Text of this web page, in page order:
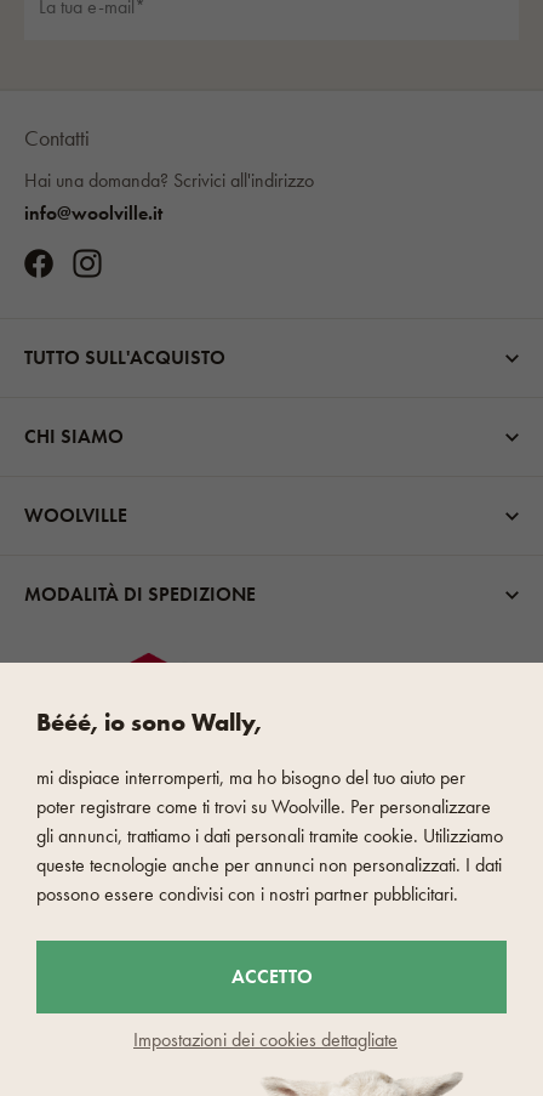
Contatti
Hai una domanda? Scrivici all'indirizzo
info@woolville.it
TUTTO SULL'ACQUISTO
CHI SIAMO
WOOLVILLE
MODALITÀ DI SPEDIZIONE
PAGAMENTO VELOCE E SICURO
© 2026 Woolville.it - Czech Wool company s.r.o
Segnala contenuti inappropriati
Impostazioni dei cookies
Bééé, io sono Wally,
mi dispiace interromperti, ma ho bisogno del tuo aiuto per
poter registrare come ti trovi su Woolville. Per personalizzare
gli annunci, trattiamo i dati personali tramite cookie. Utilizziamo
queste tecnologie anche per annunci non personalizzati. I dati
possono essere condivisi con i nostri partner pubblicitari.
Impostazioni dei cookies dettagliate
ACCETTO